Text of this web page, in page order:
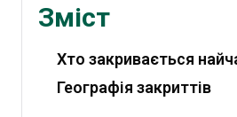
Зміст
Хто закривається
Географія закриттів